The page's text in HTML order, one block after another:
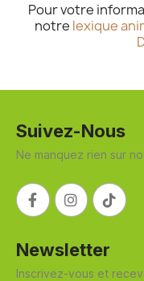
Pour votre
notre lexique
Suivez-Nous
Ne manquez rien sur
Newsletter
Inscrivez-vous et